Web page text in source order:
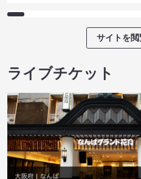
サイトを閲
ライブチケット